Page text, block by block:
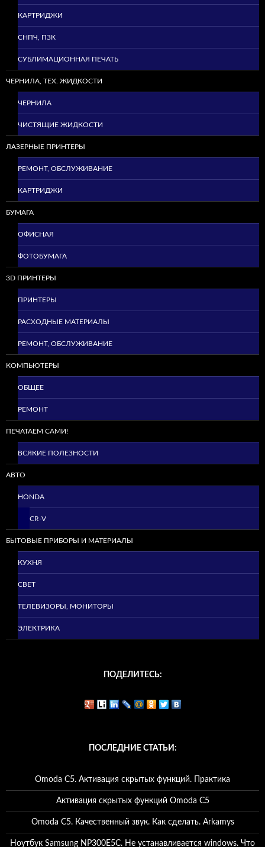
КАРТРИДЖИ
СНПЧ, ПЗК
СУБЛИМАЦИОННАЯ ПЕЧАТЬ
ЧЕРНИЛА, ТЕХ. ЖИДКОСТИ
ЧЕРНИЛА
ЧИСТЯЩИЕ ЖИДКОСТИ
ЛАЗЕРНЫЕ ПРИНТЕРЫ
РЕМОНТ, ОБСЛУЖИВАНИЕ
КАРТРИДЖИ
БУМАГА
ОФИСНАЯ
ФОТОБУМАГА
3D ПРИНТЕРЫ
ПРИНТЕРЫ
РАСХОДНЫЕ МАТЕРИАЛЫ
РЕМОНТ, ОБСЛУЖИВАНИЕ
КОМПЬЮТЕРЫ
ОБЩЕЕ
РЕМОНТ
ПЕЧАТАЕМ САМИ!
ВСЯКИЕ ПОЛЕЗНОСТИ
АВТО
HONDA
CR-V
БЫТОВЫЕ ПРИБОРЫ И МАТЕРИАЛЫ
КУХНЯ
СВЕТ
ТЕЛЕВИЗОРЫ, МОНИТОРЫ
ЭЛЕКТРИКА
ПОДЕЛИТЕСЬ:
ПОСЛЕДНИЕ СТАТЬИ:
Omoda C5. Активация скрытых функций. Практика
Активация скрытых функций Omoda C5
Omoda C5. Качественный звук. Как сделать. Arkamys
Ноутбук Samsung NP300E5C. Не устанавливается windows. Что